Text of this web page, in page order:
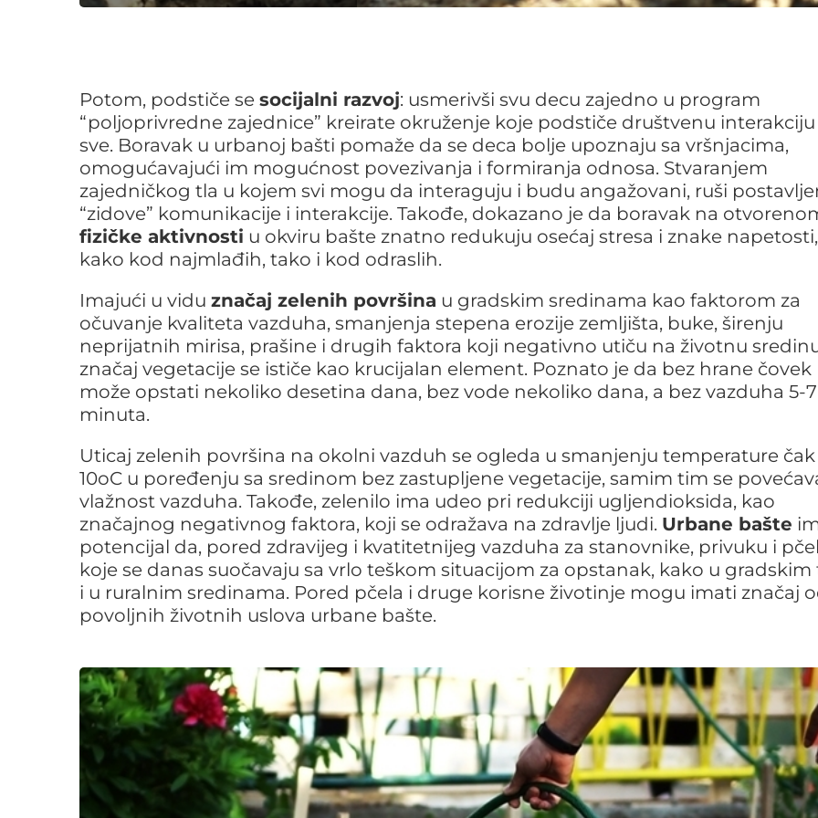
Potom, podstiče se socijalni razvoj: usmerivši svu decu zajedno u program
“poljoprivredne zajednice” kreirate okruženje koje podstiče društvenu interakciju
sve. Boravak u urbanoj bašti pomaže da se deca bolje upoznaju sa vršnjacima,
omogućavajući im mogućnost povezivanja i formiranja odnosa. Stvaranjem
zajedničkog tla u kojem svi mogu da interaguju i budu angažovani, ruši
“zidove” komunikacije i interakcije. Takođe, dokazano je da boravak na
fizičke aktivnosti u okviru bašte znatno redukuju osećaj stresa i znake napetosti,
kako kod najmlađih, tako i kod odraslih.
Imajući u vidu značaj zelenih površina u gradskim sredinama kao faktorom za
očuvanje kvaliteta vazduha, smanjenja stepena erozije zemljišta, buke, širenju
neprijatnih mirisa, prašine i drugih faktora koji negativno utiču na životnu
značaj vegetacije se ističe kao krucijalan element. Poznato je da bez hrane čovek
može opstati nekoliko desetina dana, bez vode nekoliko dana, a bez vazduha 5-7
minuta.
Uticaj zelenih površina na okolni vazduh se ogleda u smanjenju temperature
10oC u poređenju sa sredinom bez zastupljene vegetacije, samim tim se
vlažnost vazduha. Takođe, zelenilo ima udeo pri redukciji ugljendioksida, kao
značajnog negativnog faktora, koji se odražava na zdravlje ljudi. Urbane bašte
potencijal da, pored zdravijeg i kvatitetnijeg vazduha za stanovnike, privuku i
koje se danas suočavaju sa vrlo teškom situacijom za opstanak, kako u gradskim
i u ruralnim sredinama. Pored pčela i druge korisne životinje mogu imati značaj
povoljnih životnih uslova urbane bašte.